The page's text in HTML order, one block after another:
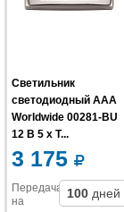
Светильник
светодиодный AAA
Worldwide 00281-BU
12 В 5 x T...
3 175
Передача
на
100 дней